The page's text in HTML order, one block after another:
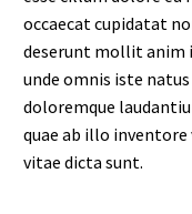
occaecat cupidatat
deserunt mollit anim
unde omnis iste
doloremque
quae ab illo
vitae dicta sunt.